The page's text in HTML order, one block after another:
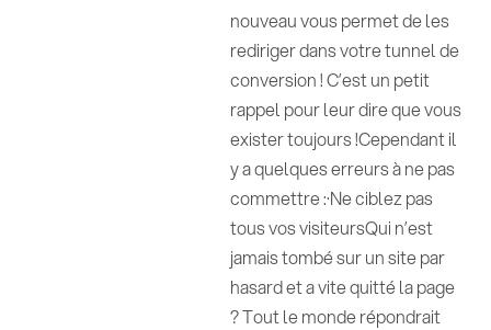
nouveau vous permet de les
rediriger dans votre tunnel de
conversion ! C’est un petit
rappel pour leur dire que vous
exister toujours !Cependant il
y a quelques erreurs à ne pas
commettre :·Ne ciblez pas
tous vos visiteursQui n’est
jamais tombé sur un site par
hasard et a vite quitté la page
? Tout le monde répondrait